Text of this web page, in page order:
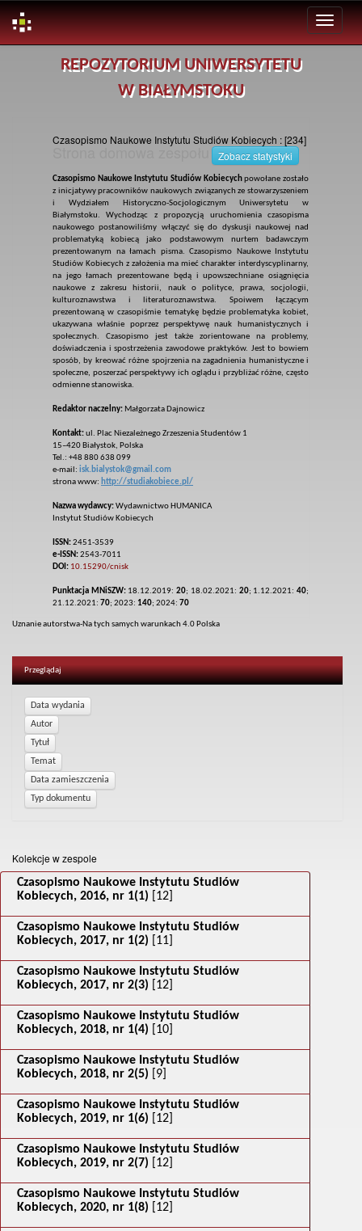
REPOZYTORIUM UNIWERSYTETU
W BIAŁYMSTOKU
Czasopismo Naukowe Instytutu Studiów Kobiecych : [234]
Strona domowa zespołu Zobacz statystyki
Czasopismo Naukowe Instytutu Studiów Kobiecychpowołane zostało
z inicjatywy pracowników naukowych związanych ze stowarzyszeniem
i Wydziałem Historyczno-Socjologicznym Uniwersytetu w
Białymstoku. Wychodząc z propozycją uruchomienia czasopisma
naukowego postanowiliśmy włączyć się do dyskusji naukowej nad
problematyką kobiecą jako podstawowym nurtem badawczym
prezentowanym na łamach pisma. Czasopismo Naukowe Instytutu
Studiów Kobiecych z założenia ma mieć charakter interdyscyplinarny,
na jego łamach prezentowane będą i upowszechniane osiągnięcia
naukowe z zakresu historii, nauk o polityce, prawa, socjologii,
kulturoznawstwa i literaturoznawstwa. Spoiwem łączącym
prezentowaną w czasopiśmie tematykę będzie problematyka kobiet,
ukazywana właśnie poprzez perspektywę nauk humanistycznych i
społecznych. Czasopismo jest także zorientowane na problemy,
doświadczenia i spostrzeżenia zawodowe praktyków. Jest to bowiem
sposób, by kreować różne spojrzenia na zagadnienia humanistyczne i
społeczne, poszerzać perspektywy ich oglądu i przybliżać różne, często
odmienne stanowiska.
Redaktor naczelny: Małgorzata Dajnowicz
Kontakt:ul. Plac Niezależnego Zrzeszenia Studentów 1
15–420 Białystok, Polska
Tel.: +48 880 638 099
e-mail: isk.bialystok@gmail.com
strona www: http://studiakobiece.pl/
Nazwa wydawcy:Wydawnictwo HUMANICA
Instytut Studiów Kobiecych
ISSN:2451-3539
e-ISSN:2543-7011
DOI: 10.15290/cnisk
Punktacja MNiSZW:18.12.2019:20; 18.02.2021: 20; 1.12.2021:40;
21.12.2021: 70; 2023: 140; 2024: 70
Uznanie autorstwa-Na tych samych warunkach 4.0 Polska
Przeglądaj
Kolekcje w zespole
Czasopismo Naukowe Instytutu Studiów
Kobiecych, 2016, nr 1(1) [12]
Czasopismo Naukowe Instytutu Studiów
Kobiecych, 2017, nr 1(2) [11]
Czasopismo Naukowe Instytutu Studiów
Kobiecych, 2017, nr 2(3) [12]
Czasopismo Naukowe Instytutu Studiów
Kobiecych, 2018, nr 1(4) [10]
Czasopismo Naukowe Instytutu Studiów
Kobiecych, 2018, nr 2(5) [9]
Czasopismo Naukowe Instytutu Studiów
Kobiecych, 2019, nr 1(6) [12]
Czasopismo Naukowe Instytutu Studiów
Kobiecych, 2019, nr 2(7) [12]
Czasopismo Naukowe Instytutu Studiów
Kobiecych, 2020, nr 1(8) [12]